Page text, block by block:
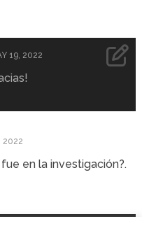
19, 2022
2022
en la investigación?.